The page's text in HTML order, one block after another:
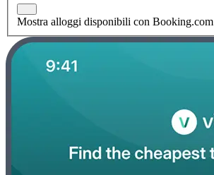
Mostra alloggi disponibili con Booking.com